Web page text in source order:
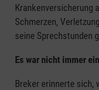
Krankenversicherung
Schmerzen,
seine Sprechstunden
Es war nicht immer
Breker erinnerte sich,